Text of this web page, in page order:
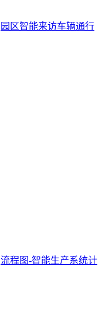
园区智能来访车辆通行
流程图-智能生产系统计